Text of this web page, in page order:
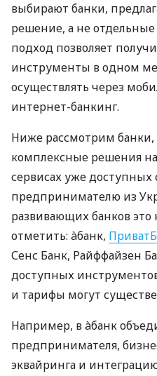
выбирают банки,
решение, а не
подход позволяет
инструменты в одном
осуществлять через
интернет-банкинг.
Ниже рассмотрим
комплексные решения
сервисах уже
предпринимателю из
развивающих банков это
отметить: àбанк,
Сенс Банк, Райффайзен
доступных
и тарифы могут
Например, в àбанк
предпринимателя,
эквайринга и